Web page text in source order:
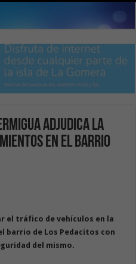
adjudica la
en el barrio
el tráfico de vehículos en la
barrio de Los Pedacitos con
del mismo.